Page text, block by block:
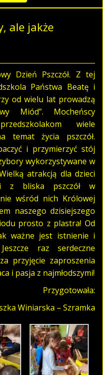
ale jakże
Dzień Pszczół. Z tej
Państwa Beatę i
od wielu lat prowadzą
Miód”. Mocheńscy
wiele
temat życia pszczół.
i przymierzyć stój
wykorzystywane w
atrakcją dla dzieci
z bliska pszczół w
wśród nich Królowej
naszego dzisiejszego
prosto z plastra! Od
ważne jest istnienie i
raz serdeczne
przyjęcie zaproszenia
i pasja z najmłodszymi!
Przygotowała:
Winiarska – Szramka